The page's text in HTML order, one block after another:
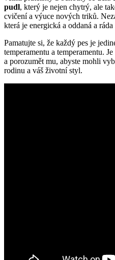
pudl, který‍ je‌ nejen⁤ chytrý, ‌ale
cvičení a‍ výuce nových triků.
která je energická a oddaná a⁣
Pamatujte⁢ si, že ⁢každý ​pes je​
temperamentu a temperamentu.
a porozumět mu, abyste mohli
rodinu ‌a váš životní styl.